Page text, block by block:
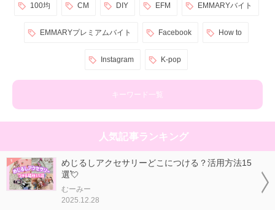
100均 CM DIY EFM EMMARYバイト
EMMARYプレミアムバイト Facebook How to
Instagram K-pop
キーワード一覧
人気記事ランキング
めじるしアクセサリーどこにつける？活用方法15
選💘
むーみー
2025.12.28